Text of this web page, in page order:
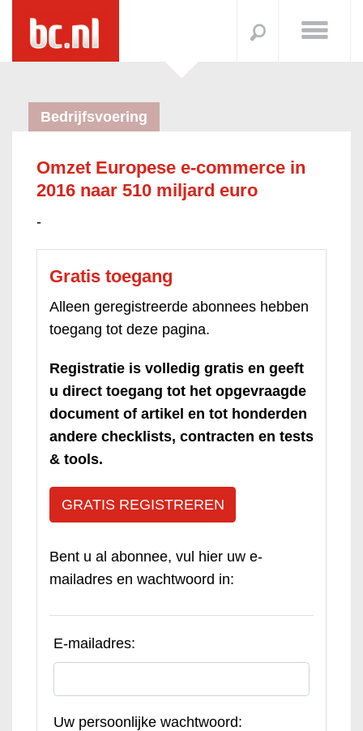
Bedrijfsvoering
Omzet Europese e-commerce in
2016 naar 510 miljard euro
-
Gratis toegang
Alleen geregistreerde abonnees hebben
toegang tot deze pagina.
Registratie is volledig gratis en geeft
u direct toegang tot het opgevraagde
document of artikel en tot honderden
andere checklists, contracten en tests
& tools.
GRATIS REGISTREREN
Bent u al abonnee, vul hier uw e-
mailadres en wachtwoord in:
E-mailadres:
Uw persoonlijke wachtwoord: